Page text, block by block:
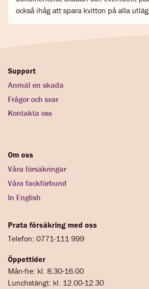
också ihåg att spara kvitton på alla
Support
Anmäl en skada
Frågor och svar
Kontakta oss
Om oss
Våra försäkringar
Våra fackförbund
In English
Prata försäkring med oss
Telefon: 0771-111 999
Öppettider
Mån-fre: kl. 8.30-16.00
Lunchstängt: kl. 12.00-12.30